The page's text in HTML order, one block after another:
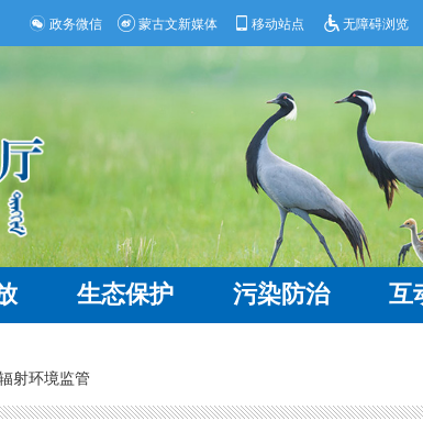
政务微信 蒙古文新媒体 移动站点 无障碍浏览
生态保护 污染防治 互
射环境监管